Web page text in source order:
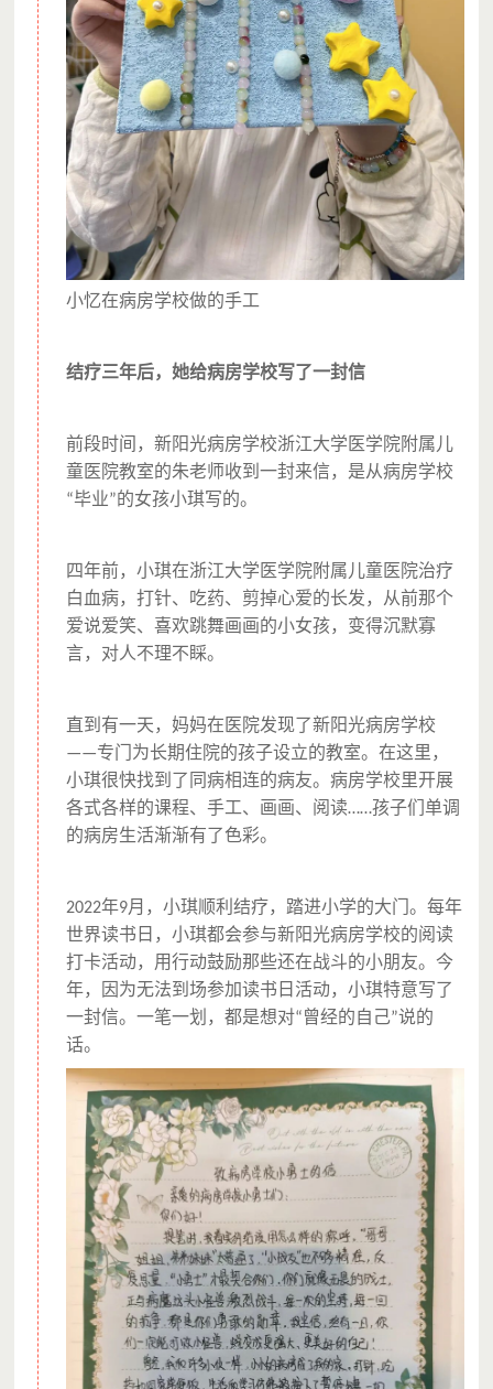
小忆在病房学校做的手工
结疗三年后，她给病房学校写了一封信
前段时间，新阳光病房学校浙江大学医学院附属儿
童医院教室的朱老师收到一封来信，是从病房学校
“毕业”的女孩小琪写的。
四年前，小琪在浙江大学医学院附属儿童医院治疗
白血病，打针、吃药、剪掉心爱的长发，从前那个
爱说爱笑、喜欢跳舞画画的小女孩，变得沉默寡
言，对人不理不睬。
直到有一天，妈妈在医院发现了新阳光病房学校
——专门为长期住院的孩子设立的教室。在这里，
小琪很快找到了同病相连的病友。病房学校里开展
各式各样的课程、手工、画画、阅读……孩子们单调
的病房生活渐渐有了色彩。
2022年9月，小琪顺利结疗，踏进小学的大门。每年
世界读书日，小琪都会参与新阳光病房学校的阅读
打卡活动，用行动鼓励那些还在战斗的小朋友。今
年，因为无法到场参加读书日活动，小琪特意写了
一封信。一笔一划，都是想对“曾经的自己”说的
话。